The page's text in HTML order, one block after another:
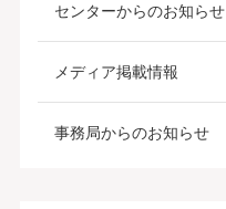
センターからのお知らせ
メディア掲載情報
事務局からのお知らせ